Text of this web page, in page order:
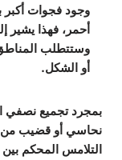
وجود فجوات أكبر
أحمر، فهذا يشير
وستتطلب المناطق
أو الشكل.
بمجرد تجميع نصفي
نحاسي أو قضيب من
التلامس المحكم